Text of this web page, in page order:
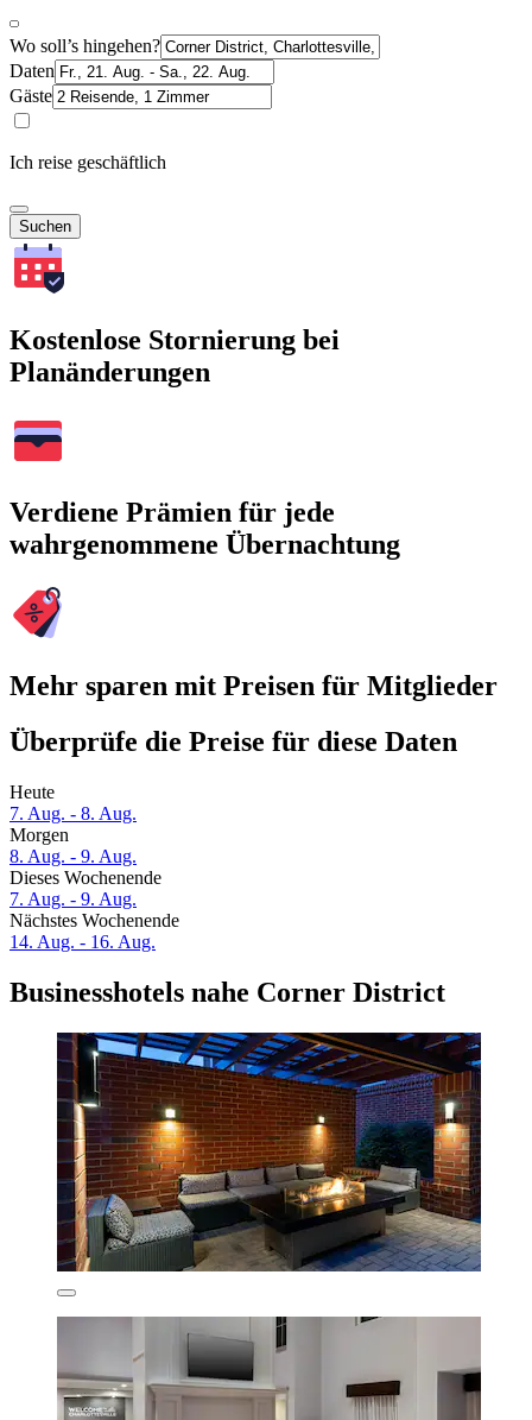
Wo soll’s hingehen?
Daten
Gäste
Ich reise geschäftlich
Suchen
Kostenlose Stornierung bei
Planänderungen
Verdiene Prämien für jede
wahrgenommene Übernachtung
Mehr sparen mit Preisen für Mitglieder
Überprüfe die Preise für diese Daten
Heute
7. Aug. - 8. Aug.
Morgen
8. Aug. - 9. Aug.
Dieses Wochenende
7. Aug. - 9. Aug.
Nächstes Wochenende
14. Aug. - 16. Aug.
Businesshotels nahe Corner District